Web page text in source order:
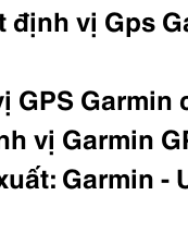
định vị Gps
GPS Garmin
vị Garmin
Garmin -